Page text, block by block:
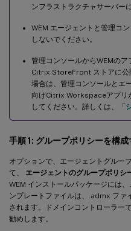
ンフラストラクチャサーバー
WEM エージェントと管理コ
しないでください。
管理コンソールからWEMの
Citrix StoreFront ストアに公
場合は、管理コンソールとエ
向けCitrix Workspaceアプリ
してください。詳しくは、「
手順 1: グループポリシーを構
オプションで、エージェントグルー
て、 エージェントのグループポリシ
WEM インストールパッケージには
ンプレートファイルは、.admx ファ
されます。ドメインコントローラー
勧めします。